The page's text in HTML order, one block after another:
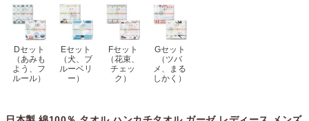
Dセット
（あみも
よう、フ
ルール）
Eセット
（犬、ブ
ルーベリ
ー）
Fセット
（花束、
チェッ
ク）
Gセット
（ツバ
メ、まる
しかく）